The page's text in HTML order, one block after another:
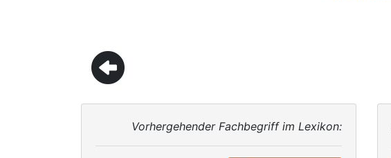
Vorhergehender Fachbegriff im Lexikon: